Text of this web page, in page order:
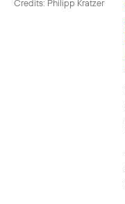
Credits: Philipp Kratzer